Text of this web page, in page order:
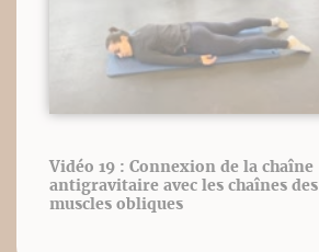
Vidéo 19 : Connexion de la chaîne
antigravitaire avec les chaînes des
muscles obliques